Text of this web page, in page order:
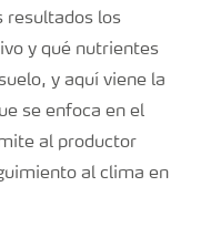
resultados los
y qué nutrientes
y aquí viene la
se enfoca en el
al productor
al clima en